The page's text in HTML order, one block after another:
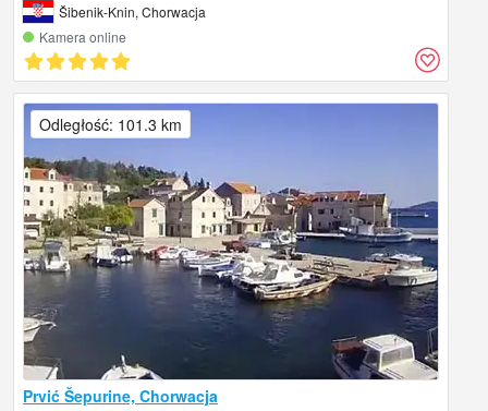
Šibenik-Knin, Chorwacja
Kamera online
Prvić Šepurine, Chorwacja
Odległość: 101.3 km